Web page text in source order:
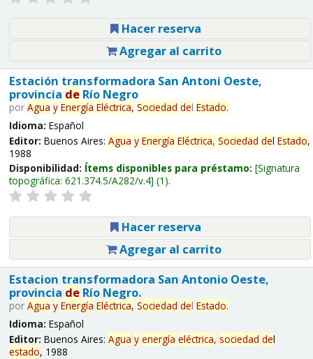
Hacer reserva
Agregar al carrito
Estación transformadora San Antoni Oeste,
provincia deRío Negro
por Agua y Energía Eléctrica, Sociedad del Estado.
Idioma: Español
Editor: Buenos Aires: Agua y Energía Eléctrica, Sociedad del Estado,
1988
Disponibilidad: Ítems disponibles para préstamo: Signatura
topográfica: 621.374.5/A282/v.4 (1).
Hacer reserva
Agregar al carrito
Estacion transformadora San Antonio Oeste,
provincia deRío Negro.
por Agua y Energía Eléctrica, Sociedad del Estado.
Idioma: Español
Editor: Buenos Aires: Agua y energía eléctrica, sociedad del
estado, 1988